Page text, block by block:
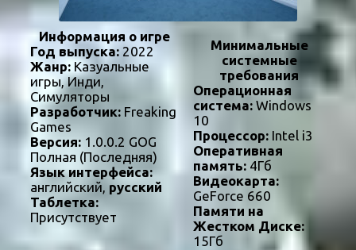
Информация о игре
Год выпуска: 2022
Жанр: Казуальные
игры, Инди,
Симуляторы
Разработчик: Freaking
Games
Версия: 1.0.0.2 GOG
Полная (Последняя)
Язык интерфейса:
английский, русский
Таблетка:
Присутствует
Минимальные
системные
требования
Операционная
система:Windows
10
Процессор:Intel i3
Оперативная
память:4Гб
Видеокарта:
GeForce 660
Памяти на
Жестком Диске:
15Гб